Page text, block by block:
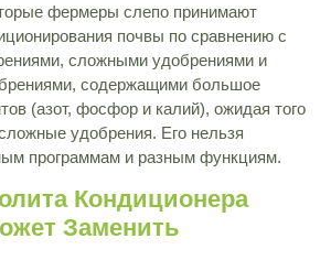
фермеры слепо принимают
почвы по сравнению с
сложными удобрениями и
содержащими большое
(азот, фосфор и калий), ожидая того
удобрения. Его нельзя
программам и разным функциям.
Кондиционера
Заменить